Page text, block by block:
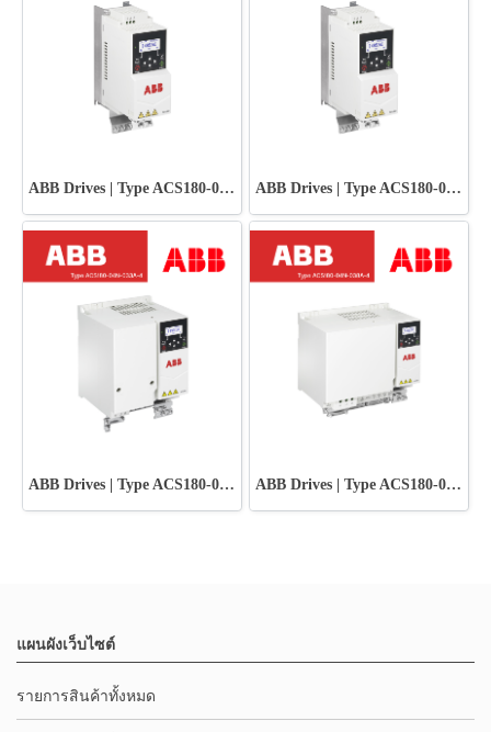
ABB Drives | Type ACS180-04N-01A8-4 ABB Drives | Type ACS180-04N-02A6-4
ABB Drives | Type ACS180-04N-033A-4 ABB Drives | Type ACS180-04N-038A-4
แผนผังเว็บไซต์
รายการสินค้าทั้งหมด